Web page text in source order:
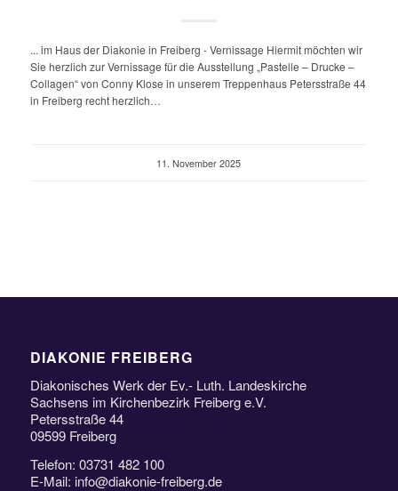
... im Haus der Diakonie in Freiberg - Vernissage Hiermit möchten wir
Sie herzlich zur Vernissage für die Ausstellung „Pastelle – Drucke –
Collagen“ von Conny Klose in unserem Treppenhaus Petersstraße 44
in Freiberg recht herzlich…
11. November 2025
DIAKONIE FREIBERG
Diakonisches Werk der Ev.- Luth. Landeskirche
Sachsens im Kirchenbezirk Freiberg e.V.
Petersstraße 44
09599 Freiberg
Telefon: 03731 482 100
E-Mail: info@diakonie-freiberg.de